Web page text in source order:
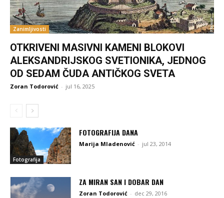
Zanimljivosti
OTKRIVENI MASIVNI KAMENI BLOKOVI
ALEKSANDRIJSKOG SVETIONIKA, JEDNOG
OD SEDAM ČUDA ANTIČKOG SVETA
Zoran Todorović - jul 16, 2025
Fotografija
FOTOGRAFIJA DANA
Marija Mladenović - jul 23, 2014
ZA MIRAN SAN I DOBAR DAN
Zoran Todorović - dec 29, 2016